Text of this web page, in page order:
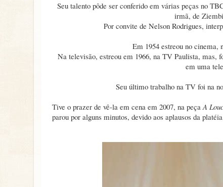
Seu talento pôde ser conferido em várias peças no
irmã, de
Por convite de Nelson Rodrigues,
Em 1954 estreou no cinema,
Na televisão, estreou em 1966, na TV Paulista, mas,
em uma
Seu último trabalho na TV foi na
Tive o prazer de vê-la em cena em 2007, na peçaA
parou por alguns minutos, devido aos aplausos da